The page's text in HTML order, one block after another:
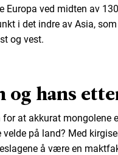
Europa ved midten av
i det indre av Asia,
og vest.
og hans
at akkurat mongolene
på land? Med
å være en